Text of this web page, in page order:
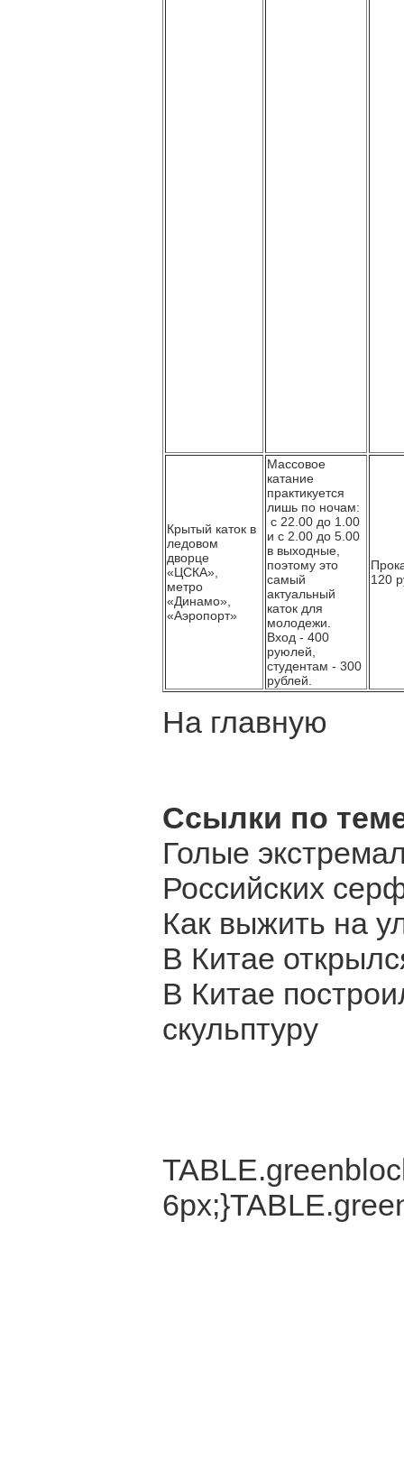
Крытый каток в
ледовом
дворце
«ЦСКА»,
метро
«Динамо»,
«Аэропорт»
Массовое
катание
практикуется
лишь по ночам:
с 22.00 до 1.00
и с 2.00 до 5.00
в выходные,
поэтому это
самый
актуальный
каток для
молодежи.
Вход - 400
руюлей,
студентам - 300
рублей.
120
На главную
Ссылки по
Голые
Российских
Как выжить на
В Китае
В Китае
скульптуру